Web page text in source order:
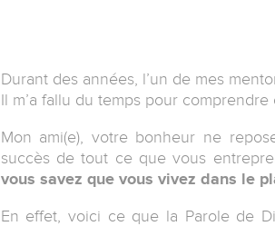
Durant des années, l’un de mes
Il m’a fallu du temps pour
Mon ami(e), votre bonheur ne
succès de tout ce que vous
vous savez que vous vivez dans le
En effet, voici ce que la Parole de